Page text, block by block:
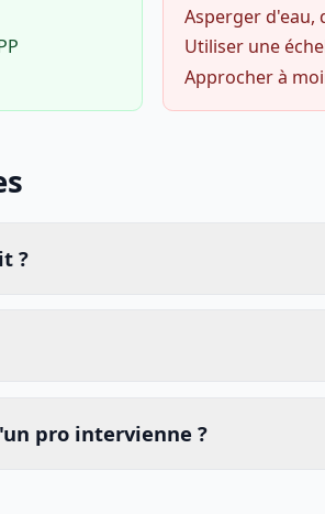
Asperger d'eau,
Utiliser une
Approcher à
?
pro intervienne ?